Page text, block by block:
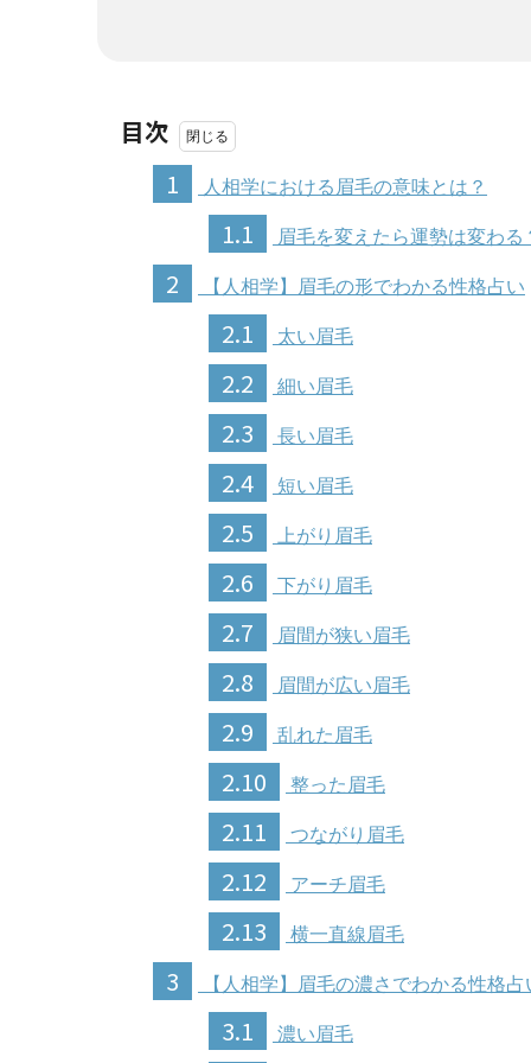
目次
1
人相学における眉毛の意味とは？
1.1 眉毛を変えたら運勢は変わる
2 【人相学】眉毛の形でわかる性格占い
2.1 太い眉毛
2.2 細い眉毛
2.3 長い眉毛
2.4 短い眉毛
2.5 上がり眉毛
2.6 下がり眉毛
2.7 眉間が狭い眉毛
2.8 眉間が広い眉毛
2.9 乱れた眉毛
2.10 整った眉毛
2.11 つながり眉毛
2.12 アーチ眉毛
2.13 横一直線眉毛
3 【人相学】眉毛の濃さでわかる性格占
3.1 濃い眉毛